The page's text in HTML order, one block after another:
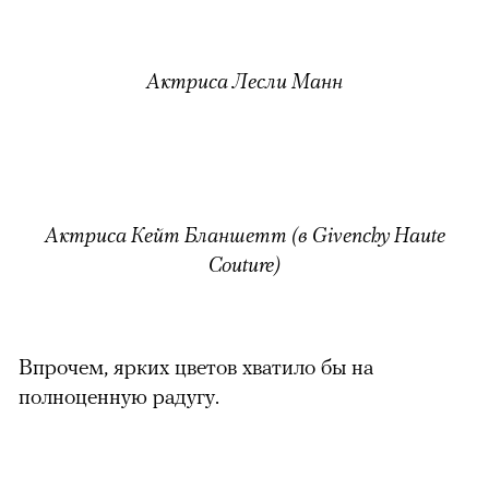
Актриса Лесли Манн
Актриса Кейт Бланшетт (в Givenchy Haute
Couture)
Впрочем, ярких цветов хватило бы на
полноценную радугу.